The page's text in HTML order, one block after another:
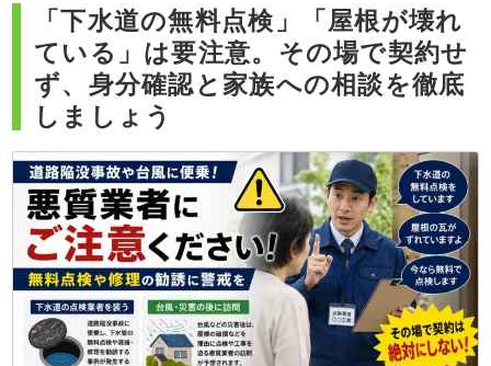
「下水道の無料点検」「屋根が壊れ
ている」は要注意。その場で契約せ
ず、身分確認と家族への相談を徹底
しましょう